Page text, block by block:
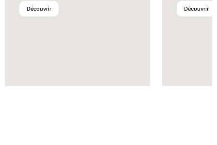
Découvrir Découvrir